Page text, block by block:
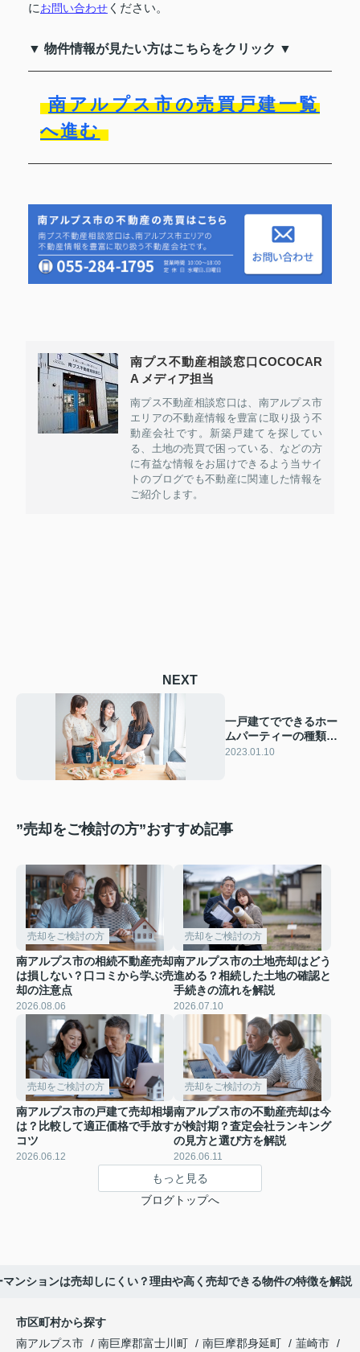
にお問い合わせ ください。
▼ 物件情報が見たい方はこちらをクリック ▼
南アルプス市の売買戸建一覧
へ進む
南プス不動産相談窓口COCOCAR
A メディア担当
南プス不動産相談窓口は、南アルプス市
エリアの不動産情報を豊富に取り扱う不
動産会社です。新築戸建てを探してい
る、土地の売買で困っている、などの方
に有益な情報をお届けできるよう当サイ
トのブログでも不動産に関連した情報を
ご紹介します。
NEXT
一戸建てでできるホー
ムパーティーの種類や
間取りとは？
2023.01.10
”売却をご検討の方”おすすめ記事
売却をご検討の方
南アルプス市の相続不動産売却
は損しない？口コミから学ぶ売
却の注意点
2026.08.06
売却をご検討の方
南アルプス市の土地売却はどう
進める？相続した土地の確認と
手続きの流れを解説
2026.07.10
売却をご検討の方
南アルプス市の戸建て売却相場
は？比較して適正価格で手放す
コツ
2026.06.12
売却をご検討の方
南アルプス市の不動産売却は今
が検討期？査定会社ランキング
の見方と選び方を解説
2026.06.11
もっと見る
ブログトップへ
マンションは売却しにくい？理由や高く売却できる物件の特徴を解説
市区町村から探す
南アルプス市
南巨摩郡富士川町 南巨摩郡身延町
韮崎市